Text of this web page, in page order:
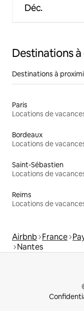
Déc.
Destinations
Destinations à
Paris
Locations de
Bordeaux
Locations de
Saint-Sébastien
Locations de
Reims
Locations de
Airbnb France
Nantes